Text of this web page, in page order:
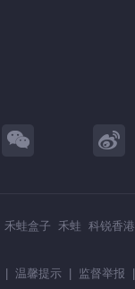
禾蛙盒子 禾蛙 科锐香港
温馨提示 监督举报